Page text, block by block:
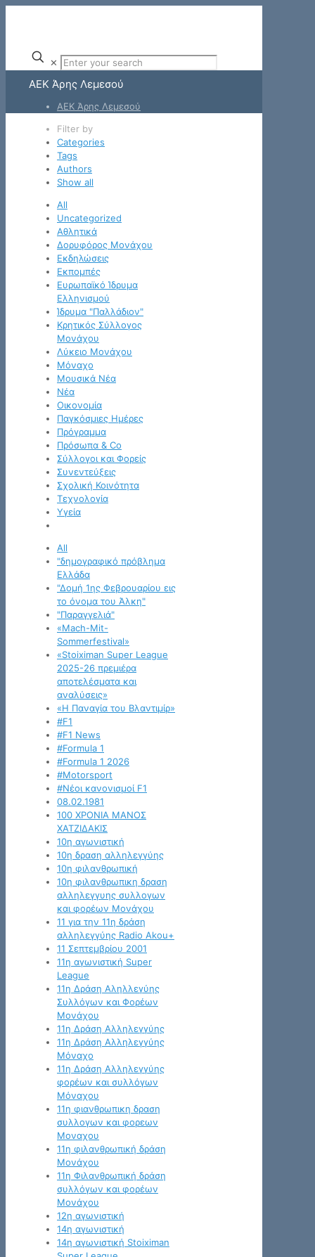
✕
ΑΕΚ Άρης Λεμεσού
ΑΕΚ Άρης Λεμεσού
Filter by
Categories
Tags
Authors
Show all
All
Uncategorized
Αθλητικά
Δορυφόρος Μονάχου
Εκδηλώσεις
Εκπομπές
Ευρωπαϊκό Ίδρυμα
Ελληνισμού
Ίδρυμα "Παλλάδιον"
Κρητικός Σύλλογος
Μονάχου
Λύκειο Μονάχου
Μόναχο
Μουσικά Νέα
Νέα
Οικονομία
Παγκόσμιες Ημέρες
Πρόγραμμα
Πρόσωπα & Co
Σύλλογοι και Φορείς
Συνεντεύξεις
Σχολική Κοινότητα
Τεχνολογία
Υγεία
All
"δημογραφικό πρόβλημα
Ελλάδα
"Δομή 1ης Φεβρουαρίου εις
το όνομα του Άλκη"
"Παραγγελιά"
«Mach-Mit-
Sommerfestival»
«Stoiximan Super League
2025-26 πρεμιέρα
αποτελέσματα και
αναλύσεις»
«Η Παναγία του Βλαντιμίρ»
#F1
#F1 News
#Formula 1
#Formula 1 2026
#Motorsport
#Νέοι κανονισμοί F1
08.02.1981
100 ΧΡΟΝΙΑ ΜΑΝΟΣ
ΧΑΤΖΙΔΑΚΙΣ
10η αγωνιστική
10η δραση αλληλεγγύης
10η φιλανθρωπική
10η φιλανθρωπικη δραση
αλληλεγγυης συλλογων
και φορέων Μονάχου
11 για την 11η δράση
αλληλεγγύης Radio Akou+
11 Σεπτεμβρίου 2001
11η αγωνιστική Super
League
11η Δράση Αληλλεγύης
Συλλόγων και Φορέων
Μονάχου
11η Δράση Αλληλεγγύης
11η Δράση Αλληλεγγύης
Μόναχο
11η Δράση Αλληλεγγύης
φορέων και συλλόγων
Μόναχου
11η φιανθρωπικη δραση
συλλογων και φορεων
Μοναχου
11η φιλανθρωπική δράση
Μονάχου
11η Φιλανθρωπική δράση
συλλόγων και φορέων
Μονάχου
12η αγωνιστική
14η αγωνιστική
14η αγωνιστική Stoiximan